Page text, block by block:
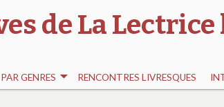
de La
GENRES RENCONTRES LIVRESQUES